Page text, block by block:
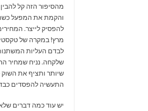
מהסיפור הזה קל
והקמת את המפעל
להפסיק לייצר.
מרץ! במקרה של
לבדם העליות
שיותר ותציף את השוק
התעשיה להפסדים
יש עוד כמה דברים